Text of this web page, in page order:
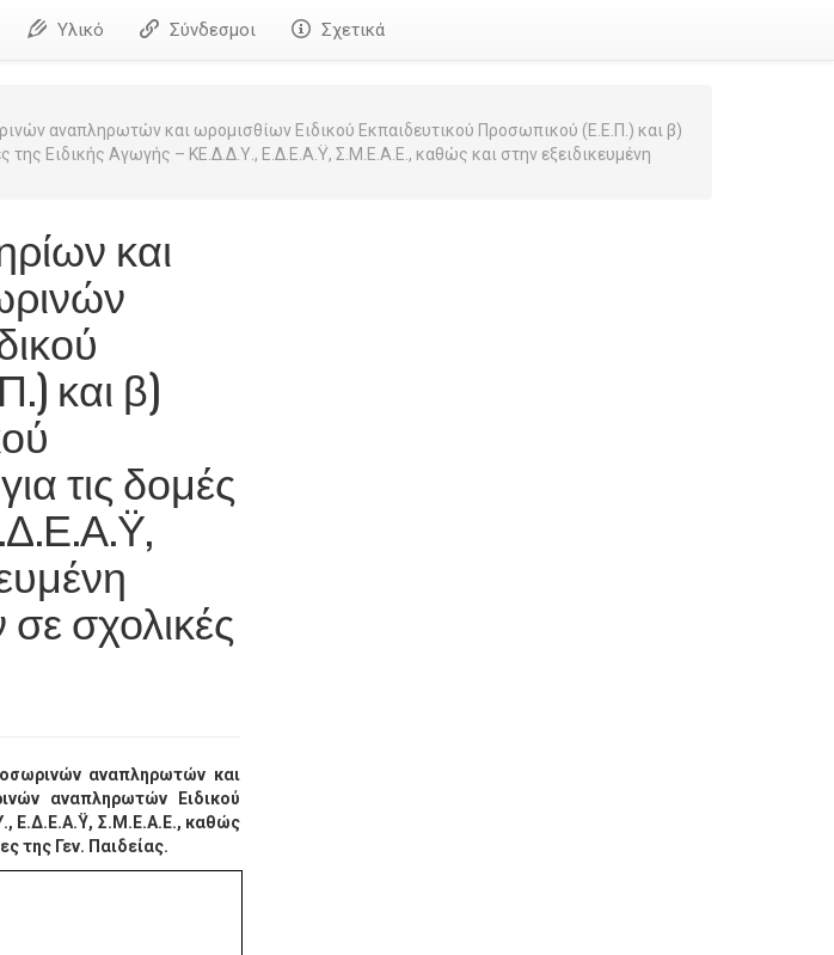
Υλικό Σύνδεσμοι Σχετικά
αναπληρωτών και ωρομισθίων Ειδικού Εκπαιδευτικού Προσωπικού (Ε.Ε.Π.) και β)
Ειδικής Αγωγής – ΚΕ.Δ.Δ.Υ., Ε.Δ.Ε.Α.Ϋ, Σ.Μ.Ε.Α.Ε., καθώς και στην εξειδικευμένη
και
και β)
τις δομές
σχολικές
αναπληρωτών και
αναπληρωτών Ειδικού
Ε.Δ.Ε.Α.Ϋ, Σ.Μ.Ε.Α.Ε., καθώς
της Γεν. Παιδείας.